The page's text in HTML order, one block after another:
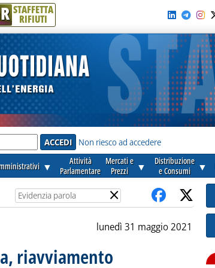
R STAFFETTA
RIFIUTI
Non riesco ad accedere
▼
Attività
Parlamentare
Mercati e
Prezzi
▼
Distribuzione
e Consumi
▼
×
lunedì 31 maggio 2021
riavviamento